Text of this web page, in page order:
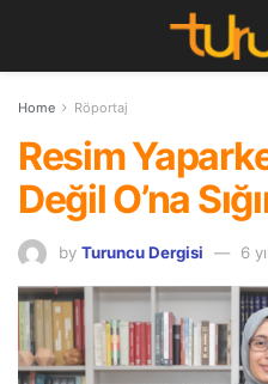
Home Röportaj
Resim
Değil O’na
by Turuncu Dergisi 6